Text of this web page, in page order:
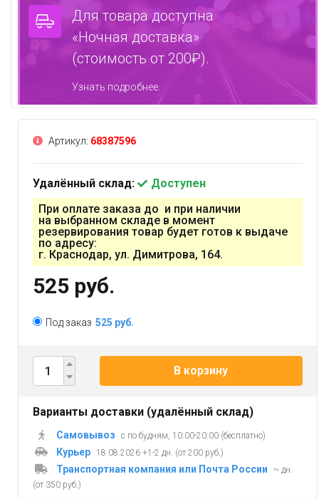
Для товара доступна
«Ночная доставка»
(стоимость от 200₽).
Узнать подробнее.
Артикул: 68387596
Удалённый склад:
Доступен
При оплате заказа до и при наличии
на выбранном складе в момент
резервирования товар будет готов к выдаче
по адресу:
г. Краснодар, ул. Димитрова, 164.
525 руб.
Под заказ 525 руб.
В корзину
Варианты доставки (удалённый склад)
Самовывоз с по будням, 10:00-20:00 (бесплатно)
Курьер 18.08.2026 +1-2 дн. (от 200 руб.)
Транспортная компания или Почта России
~ дн.
(от 350 руб.)